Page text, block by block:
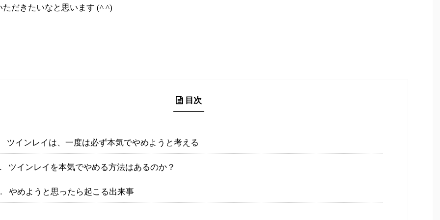
ただきたいなと思います (^ ^)
目次
ツインレイは、一度は必ず本気でやめようと考える
ツインレイを本気でやめる方法はあるのか？
やめようと思ったら起こる出来事